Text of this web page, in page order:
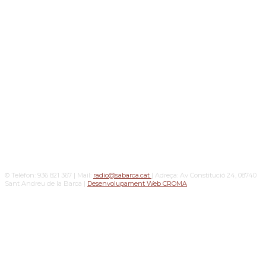
© Telèfon: 936 821 367 | Mail: radio@sabarca.cat | Adreça: Av Constitució 24, 08740
Sant Andreu de la Barca | Desenvolupament Web CROMA